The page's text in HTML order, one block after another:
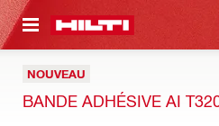
NOUVEAU
BANDE ADHÉSIVE AI